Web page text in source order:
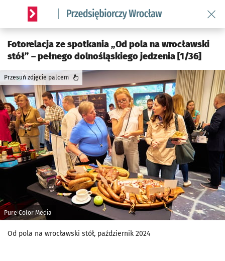
Serwis informacyjny wroclaw.pl podserwis: Strategia
Fotorelacja ze spotkania „Od pola na wrocławski
stół” – pełnego dolnośląskiego jedzenia [1/36]
Pure Color Media
Przesuń zdjęcie palcem
Od pola na wrocławski stół, październik 2024